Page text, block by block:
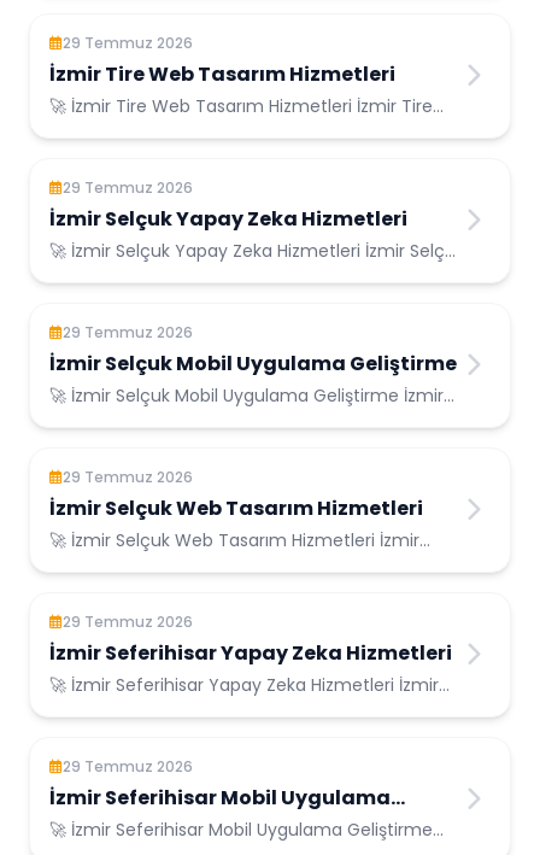
29 Temmuz 2026
İzmir Tire Web Tasarım Hizmetleri
🚀 İzmir Tire Web Tasarım Hizmetleri İzmir Tire
29 Temmuz 2026
İzmir Selçuk Yapay Zeka Hizmetleri
🚀 İzmir Selçuk Yapay Zeka Hizmetleri İzmir Selçuk
29 Temmuz 2026
İzmir Selçuk Mobil Uygulama Geliştirme
🚀 İzmir Selçuk Mobil Uygulama Geliştirme İzmir
29 Temmuz 2026
İzmir Selçuk Web Tasarım Hizmetleri
🚀 İzmir Selçuk Web Tasarım Hizmetleri İzmir
29 Temmuz 2026
İzmir Seferihisar Yapay Zeka Hizmetleri
🚀 İzmir Seferihisar Yapay Zeka Hizmetleri İzmir
29 Temmuz 2026
İzmir Seferihisar Mobil Uygulama
Geliştirme
🚀 İzmir Seferihisar Mobil Uygulama Geliştirme